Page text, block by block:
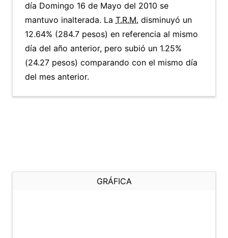
día Domingo 16 de Mayo del 2010 se
mantuvo inalterada. La T.R.M. disminuyó un
12.64% (284.7 pesos) en referencia al mismo
día del año anterior, pero subió un 1.25%
(24.27 pesos) comparando con el mismo día
del mes anterior.
GRÁFICA